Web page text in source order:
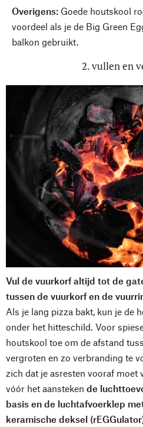
Overigens: Goede houtskool
voordeel als je de Big Green
balkon gebruikt.
2. vullen en
Vul de vuurkorf altijd tot de
tussen de vuurkorf en de
Als je lang pizza bakt, kun je de
onder het hitteschild. Voor
houtskool toe om de afstand
vergroten en zo verbranding te
zich dat je asresten vooraf moet
vóór het aansteken de
basis en de luchtafvoerklep
keramische deksel